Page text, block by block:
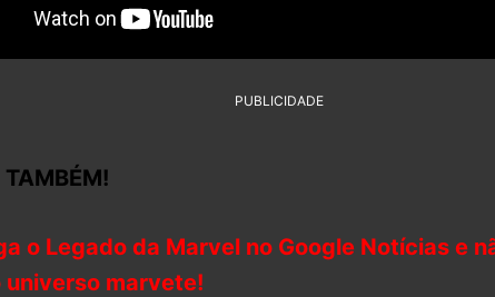
PUBLICIDADE
o Legado da Marvel no Google Notícias e
universo marvete!